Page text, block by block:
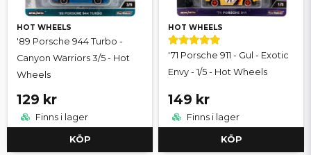
HOT WHEELS
'89 Porsche 944 Turbo -
Canyon Warriors 3/5 - Hot
Wheels
129 kr
Finns i lager
KÖP
HOT WHEELS
'71 Porsche 911 - Gul - Exotic
Envy - 1/5 - Hot Wheels
149 kr
Finns i lager
KÖP